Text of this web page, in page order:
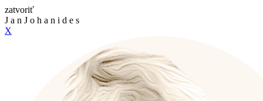
zatvoriť
J a n J o h a n i d e s
X